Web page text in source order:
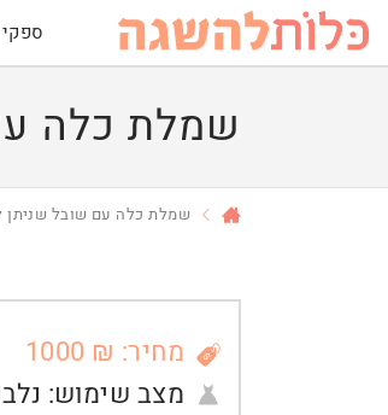
שמלת כלה
שמלת כלה עם שובל שניתן
מחיר: ₪ 1000
מצב שימוש: